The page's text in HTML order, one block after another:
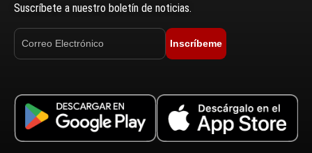
Suscríbete a nuestro boletín de noticias.
Inscríbeme